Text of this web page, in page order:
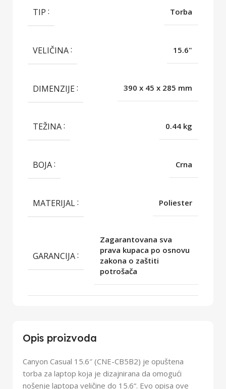
Opis proizvoda
Canyon Casual 15.6″ (CNE-CB5B2) je opuštena
torba za laptop koja je dizajnirana da omogući
nošenje laptopa veličine do 15.6“. Evo opisa ove
TIP Torba
VELIČINA 15.6"
DIMENZIJE 390 x 45 x 285 mm
TEŽINA 0.44 kg
BOJA Crna
MATERIJAL Poliester
GARANCIJA
Zagarantovana sva
prava kupaca po osnovu
zakona o zaštiti
potrošača